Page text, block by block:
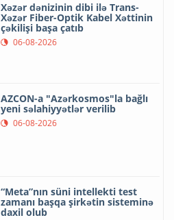
Xəzər dənizinin dibi ilə Trans-
Xəzər Fiber-Optik Kabel Xəttinin
çəkilişi başa çatıb
06-08-2026
AZCON-a "Azərkosmos"la bağlı
yeni səlahiyyətlər verilib
06-08-2026
“Meta”nın süni intellekti test
zamanı başqa şirkətin sisteminə
daxil olub